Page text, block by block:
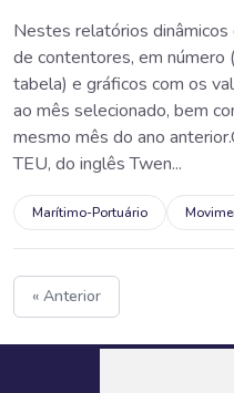
Nestes relatórios
de contentores, em número
tabela) e gráficos com os
ao mês selecionado, bem
mesmo mês do ano
TEU, do inglês Twen...
Marítimo-Portuário
« Anterior